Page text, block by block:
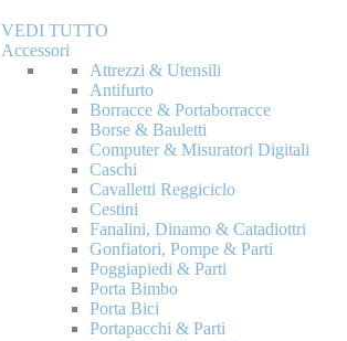
VEDI TUTTO
Accessori
Attrezzi & Utensili
Antifurto
Borracce & Portaborracce
Borse & Bauletti
Computer & Misuratori Digitali
Caschi
Cavalletti Reggiciclo
Cestini
Fanalini, Dinamo & Catadiottri
Gonfiatori, Pompe & Parti
Poggiapiedi & Parti
Porta Bimbo
Porta Bici
Portapacchi & Parti